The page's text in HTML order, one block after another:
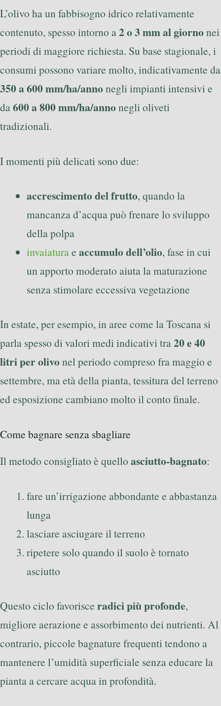
L’olivo ha un fabbisogno idrico relativamente
contenuto, spesso intorno a2 o 3 mm al giornonei
periodi di maggiore richiesta. Su base stagionale, i
consumi possono variare molto, indicativamente da
350 a 600 mm/ha/annonegli impianti intensivi e
da600 a 800 mm/ha/annonegli oliveti
tradizionali.
I momenti più delicati sono due:
accrescimento del frutto, quando la
mancanza d’acqua può frenare lo sviluppo
della polpa
invaiaturae accumulo dell’olio, fase in cui
un apporto moderato aiuta la maturazione
senza stimolare eccessiva vegetazione
In estate, per esempio, in aree come la Toscana si
parla spesso di valori medi indicativi tra20 e 40
litri per olivonel periodo compreso fra maggio e
settembre, ma età della pianta, tessitura del terreno
ed esposizione cambiano molto il conto finale.
Come bagnare senza sbagliare
Il metodo consigliato è quello asciutto-bagnato:
fare un’irrigazione abbondante e abbastanza
lunga
lasciare asciugare il terreno
ripetere solo quando il suolo è tornato
asciutto
Questo ciclo favorisce radici più profonde,
migliore aerazione e assorbimento dei nutrienti. Al
contrario, piccole bagnature frequenti tendono a
mantenere l’umidità superficiale senza educare la
pianta a cercare acqua in profondità.